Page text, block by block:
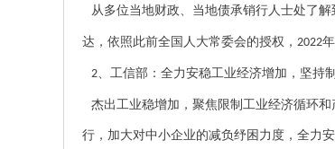
从多位当地财政、当地债承销行人士处了
达，依照此前全国人大常委会的授权， 2022
2、工信部：全力安稳工业经济增加，坚持
杰出工业稳增加，聚焦限制工业经济循环
行，加大对中小企业的减负纾困力度，全力